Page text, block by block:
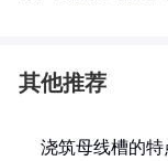
其他推荐
浇筑母线槽的